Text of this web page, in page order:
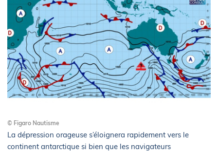
© Figaro Nautisme
La dépression orageuse s’éloignera rapidement vers le
continent antarctique si bien que les navigateurs